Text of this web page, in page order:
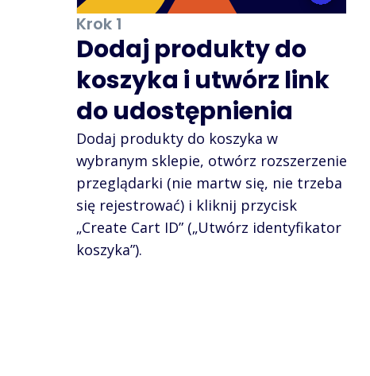
Krok 1
Dodaj produkty do
koszyka i utwórz link
do udostępnienia
Dodaj produkty do koszyka w
wybranym sklepie, otwórz rozszerzenie
przeglądarki (nie martw się, nie trzeba
się rejestrować) i kliknij przycisk
„Create Cart ID” („Utwórz identyfikator
koszyka”).